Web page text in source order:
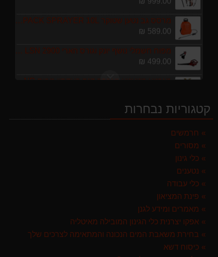
589.00 ₪
מפוח חשמלי נושף יונק וגורס הארי HARRY LSN 2900
499.00 ₪
מגרטא מטאטא מגרפה דגם האדסון מבית GARLAND ספרד
119.00 ₪
589.00 ₪
499.00 ₪
קטגוריות נבחרות
חרמשים
מסורים
כלי גינון
נטענים
כלי עבודה
פינת המציאון
מאמרים ומידע לגנן
אפקו יצרנית כלי הגינון המובילה מאיטליה
בחירת משאבת המים הנכונה והמתאימה לצרכים שלך
כיסוח דשא